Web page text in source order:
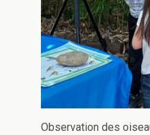
Observation des